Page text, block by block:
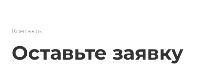
Контакты
Оставьте заявку